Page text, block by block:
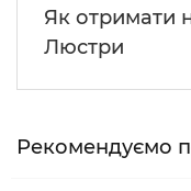
Як отримати
Люстри
Рекомендуємо